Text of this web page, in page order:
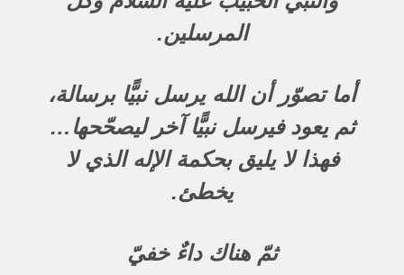
المرسلين.
أما تصوّر أن الله يرسل نبيًّا برسالة،
ثم يعود فيرسل نبيًّا آخر ليصحّحها…
فهذا لا يليق بحكمة الإله الذي لا
يخطئ.
ثمّ هناك داءٌ خفيّ